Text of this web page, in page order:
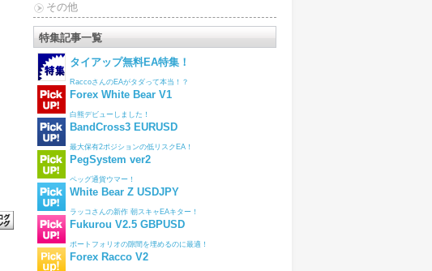
その他
特集記事一覧
タイアップ無料EA特集！
RaccoさんのEAがタダって本当！？
Forex White Bear V1
白熊デビューしました！
BandCross3 EURUSD
最大保有2ポジションの低リスクEA！
PegSystem ver2
ペッグ通貨ウマー！
White Bear Z USDJPY
ラッコさんの新作 朝スキャEAキター！
Fukurou V2.5 GBPUSD
ポートフォリオの隙間を埋めるのに最適！
Forex Racco V2